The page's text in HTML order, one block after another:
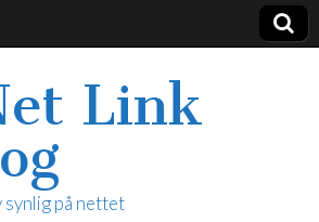
Link
synlig på nettet